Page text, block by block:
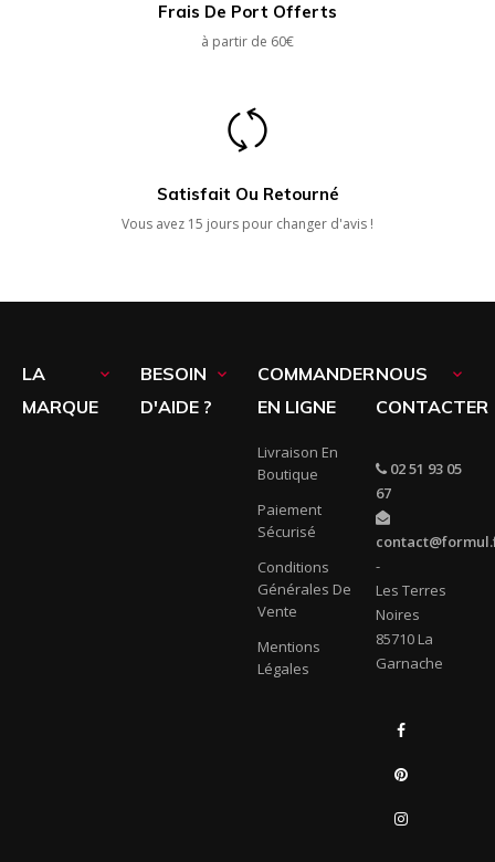
Frais De Port Offerts
à partir de 60€
Satisfait Ou Retourné
Vous avez 15 jours pour changer d'avis !
LA
MARQUE

BESOIN
D'AIDE ?

COMMANDER
EN LIGNE
Livraison En
Boutique
Paiement
Sécurisé
Conditions
Générales De
Vente
Mentions
Légales
NOUS
CONTACTER

02 51 93 05
67
-
Les Terres
Noires
85710 La
Garnache